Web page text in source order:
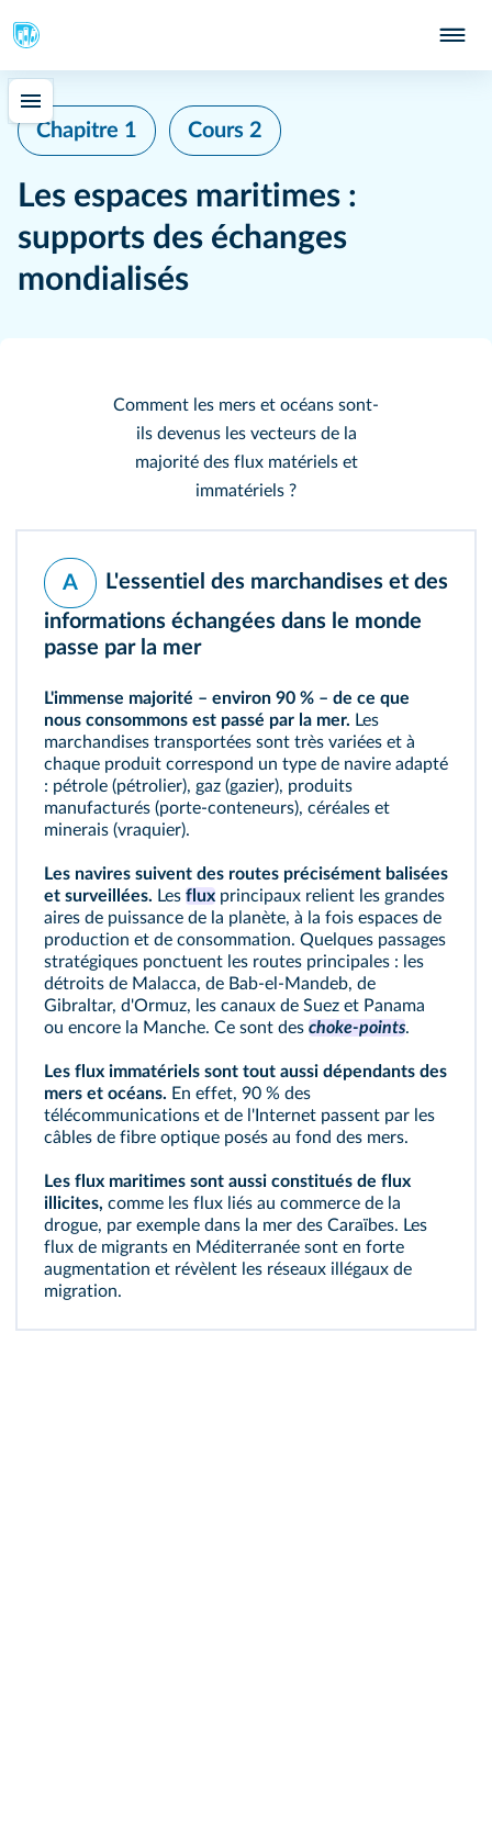
Chapitre 1 Cours 2
Les espaces maritimes :
supports des échanges
mondialisés
Comment les mers et océans sont-
ils devenus les vecteurs de la
majorité des flux matériels et
immatériels ?
A
L'essentiel des marchandises et des
informations échangées dans le monde
passe par la mer
L'immense majorité – environ 90 % – de ce que
nous consommons est passé par la mer. Les
marchandises transportées sont très variées et à
chaque produit correspond un type de navire adapté
: pétrole (pétrolier), gaz (gazier), produits
manufacturés (porte-conteneurs), céréales et
minerais (vraquier).
Les navires suivent des routes précisément balisées
et surveillées. Les flux principaux relient les grandes
aires de puissance de la planète, à la fois espaces de
production et de consommation. Quelques passages
stratégiques ponctuent les routes principales : les
détroits de Malacca, de Bab-el-Mandeb, de
Gibraltar, d'Ormuz, les canaux de Suez et Panama
ou encore la Manche. Ce sont des choke-points.
Les flux immatériels sont tout aussi dépendants des
mers et océans. En effet, 90 % des
télécommunications et de l'Internet passent par les
câbles de fibre optique posés au fond des mers.
Les flux maritimes sont aussi constitués de flux
illicites, comme les flux liés au commerce de la
drogue, par exemple dans la mer des Caraïbes. Les
flux de migrants en Méditerranée sont en forte
augmentation et révèlent les réseaux illégaux de
migration.